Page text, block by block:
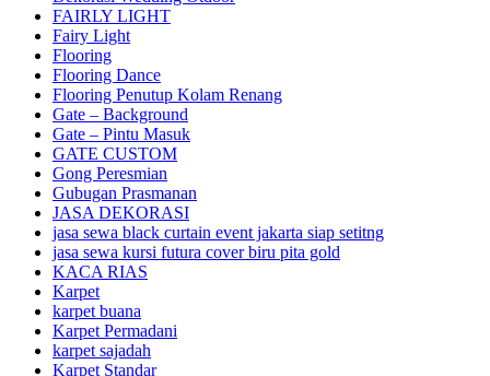
FAIRLY LIGHT
Fairy Light
Flooring
Flooring Dance
Flooring Penutup Kolam Renang
Gate – Background
Gate – Pintu Masuk
GATE CUSTOM
Gong Peresmian
Gubugan Prasmanan
JASA DEKORASI
jasa sewa black curtain event jakarta siap setitng
jasa sewa kursi futura cover biru pita gold
KACA RIAS
Karpet
karpet buana
Karpet Permadani
karpet sajadah
Karpet Standar